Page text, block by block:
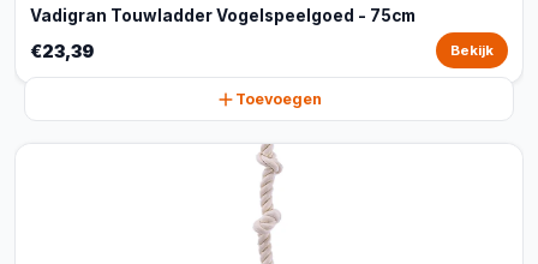
Vadigran Touwladder Vogelspeelgoed - 75cm
€23,39 Bekijk
Toevoegen